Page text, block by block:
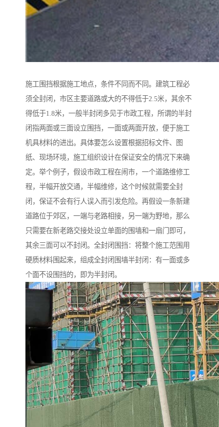
施工围挡根据施工地点，条件不同而不同。建筑工程必
须全封闭，市区主要道路或大的不得低于2.5米，其余不
得低于1.8米，一般半封闭多见于市政工程，所谓的半封
闭指两面或三面设立围挡，一面或两面开放，便于施工
机具材料的进出。具体要怎么设置根据招标文件、图
纸、现场环境，施工组织设计在保证安全的情况下来确
定。举个例子，假设市政工程在闹市，一个道路维修工
程，半幅开放交通，半幅维修，这个时候就需要全封
闭，保证不会有行人误入而引发危险。再假设一条新建
道路位于郊区，一端与老路相接，另一端为野地，那么
只需要在新老路交接处设立单面的围墙和一扇门即可，
其余三面可以不封闭。全封闭围挡：将整个施工范围用
硬质材料围起来，组成全封闭围墙半封闭：有一面或多
个面不设围挡的，即为半封闭。